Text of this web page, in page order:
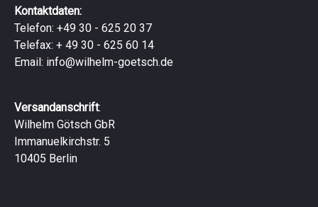
Kontaktdaten:
Telefon: +49 30 - 625 20 37
Telefax: + 49 30 - 625 60 14
Email: info@wilhelm-goetsch.de
Versandanschrift:
Wilhelm Götsch GbR
Immanuelkirchstr. 5
10405 Berlin